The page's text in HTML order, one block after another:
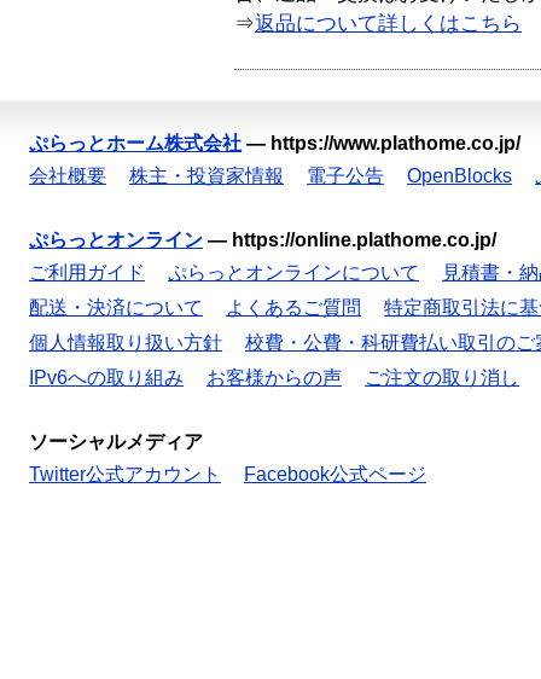
⇒返品について詳しくはこちら
ぷらっとホーム株式会社 — https://www.plathome.co.jp/
会社概要
株主・投資家情報 電子公告 OpenBlocks
ぷらっとオンライン — https://online.plathome.co.jp/
ご利用ガイド
ぷらっとオンラインについて
見積書・
配送・決済について
よくあるご質問
特定商取引法に
個人情報取り扱い方針
校費・公費・科研費払い取引のご
IPv6への取り組み
お客様からの声 ご注文の取り消し
ソーシャルメディア
Twitter公式アカウント
Facebook公式ページ